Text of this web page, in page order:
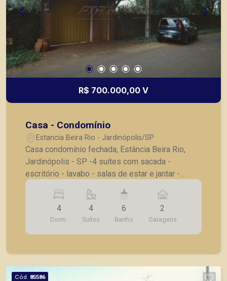
R$ 700.000,00 V
Casa - Condomínio
Estancia Beira Rio - Jardinópolis/SP
Casa condomínio fechada, Estância Beira Rio,
Jardinópolis - SP -4 suítes com sacada -
escritório - lavabo - salas de estar e jantar -
cozinha - lavanderia - churrasqueira - piscina -
várias vagas de garagem
4
Dorm.
4
Suítes
6
Banho
2
Garagens
Cód. 85586